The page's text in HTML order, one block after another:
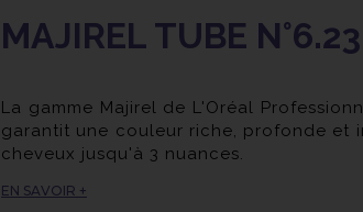
MAJIREL TUBE N°6.23
La gamme Majirel de L'Oréal
garantit une couleur riche, profonde et
cheveux jusqu'à 3 nuances.
couverture complète des cheveux
EN SAVOIR +